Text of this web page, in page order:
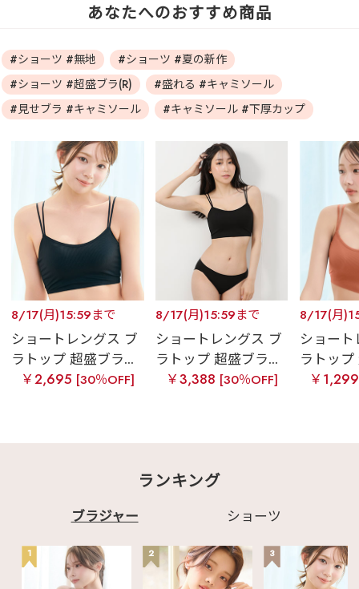
あなたへのおすすめ商品
#ショーツ #無地
#ショーツ #夏の新作
#ショーツ #超盛ブラ(R)
#盛れる #キャミソール
#見せブラ #キャミソール
#キャミソール #下厚カップ
8/17(月)15:59まで
ショートレングス ブ
ラトップ 超盛ブラ...
￥2,695 [30％OFF]
8/17(月)15:59まで
ショートレングス ブ
ラトップ 超盛ブラ...
￥3,388 [30％OFF]
8/17(月
ショー
ラトップ
￥
ランキング
ブラジャー ショーツ
1 2 3